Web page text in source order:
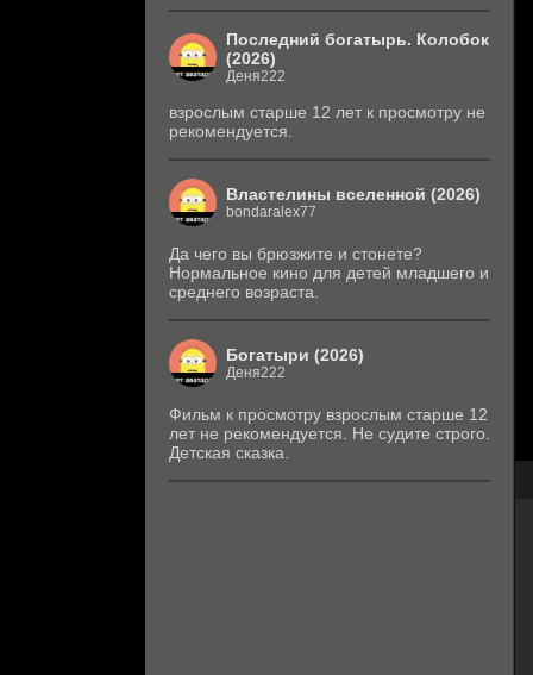
Последний богатырь. Колобок
(2026)
Деня222
взрослым старше 12 лет к просмотру не
рекомендуется.
Властелины вселенной (2026)
bondaralex77
Да чего вы брюзжите и стонете?
Нормальное кино для детей младшего и
среднего возраста.
Богатыри (2026)
Деня222
Фильм к просмотру взрослым старше 12
лет не рекомендуется. Не судите строго.
Детская сказка.